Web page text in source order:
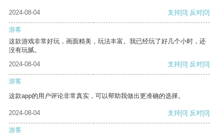
2024-08-04 支持[0] 反对[0]
游客
这款游戏非常好玩，画面精美，玩法丰富。我已经玩了好几个小时，还
没有玩腻。
2024-08-04
支持[0] 反对[0]
游客
这款app的用户评论非常真实，可以帮助我做出更准确的选择。
2024-08-04 支持[0] 反对[0]
游客